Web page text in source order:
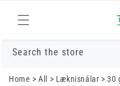
Fara í efni
Search the store
Home >All > Læknisnálar >30